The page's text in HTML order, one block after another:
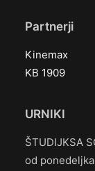
Partnerji
Kinemax
KB 1909
URNIKI
ŠTUDIJKSA
od